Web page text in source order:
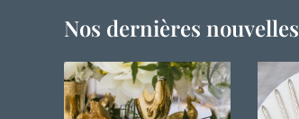
Nos dernières nouvelles